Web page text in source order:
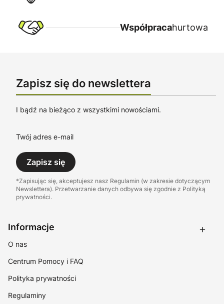
Współpracahurtowa
Zapisz się do newslettera
I bądź na bieżąco z wszystkimi nowościami.
Twój adres e-mail
Zapisz się
*Zapisując się, akceptujesz nasz Regulamin (w zakresie dotyczącym
Newslettera). Przetwarzanie danych odbywa się zgodnie z Polityką
prywatności.
Linki w stopce
Informacje
O nas
Centrum Pomocy i FAQ
Polityka prywatności
Regulaminy